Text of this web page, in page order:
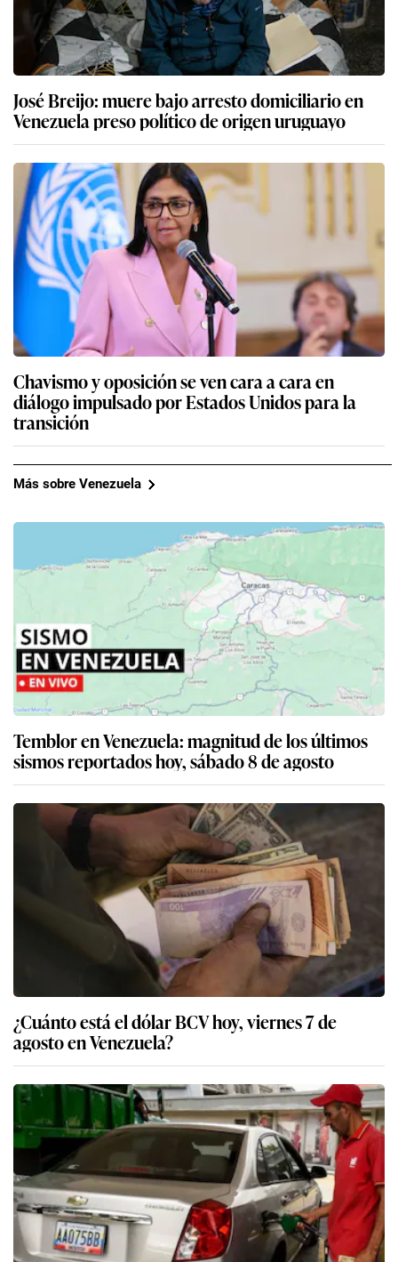
José Breijo: muere bajo arresto domiciliario en
Venezuela preso político de origen uruguayo
Chavismo y oposición se ven cara a cara en
diálogo impulsado por Estados Unidos para la
transición
Más sobre Venezuela
Temblor en Venezuela: magnitud de los últimos
sismos reportados hoy, sábado 8 de agosto
¿Cuánto está el dólar BCV hoy, viernes 7 de
agosto en Venezuela?